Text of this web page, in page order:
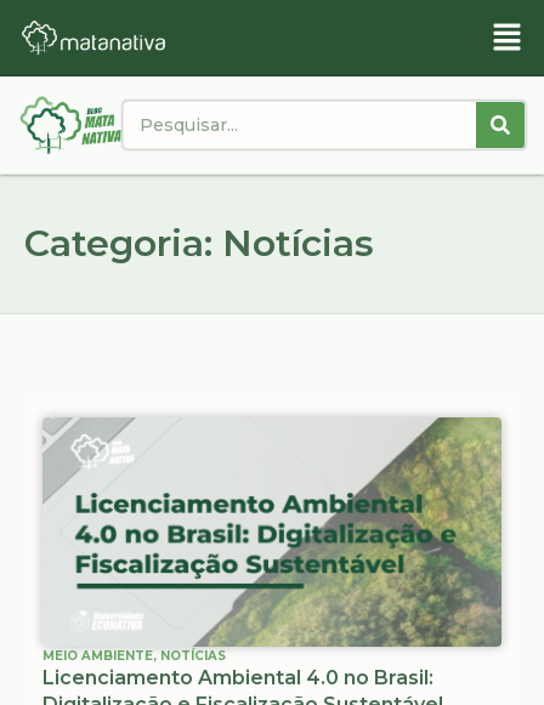
Categoria: Notícias
MEIO AMBIENTE, NOTÍCIAS
Licenciamento Ambiental 4.0 no Brasil: